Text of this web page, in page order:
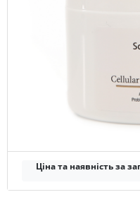
Ціна та наявність за